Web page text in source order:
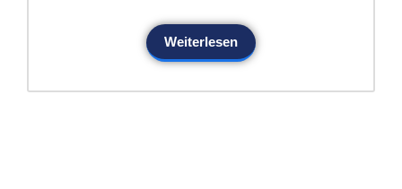
Weiterlesen